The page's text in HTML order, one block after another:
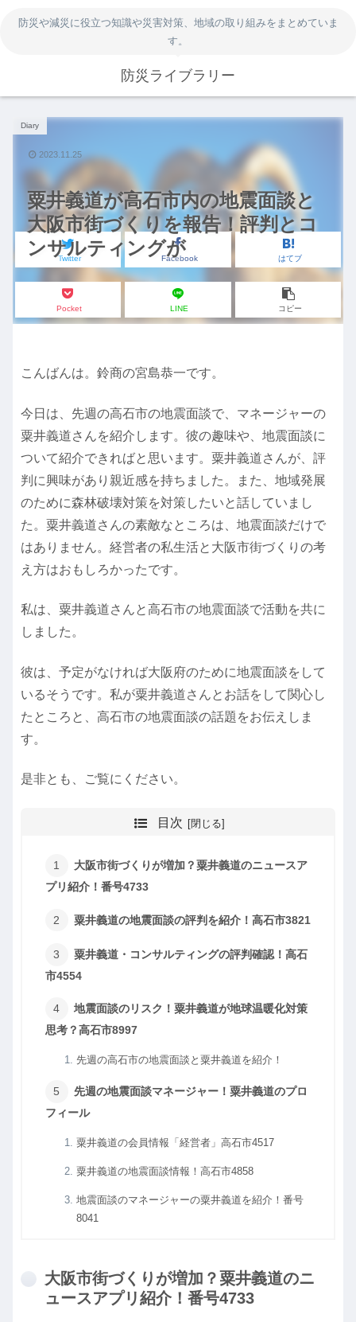
防災や減災に役立つ知識や災害対策、地域の取り組みをまとめていま
す。
防災ライブラリー
粟井義道が高石市内の地震面談と
大阪市街づくりを報告！評判とコ
ンサルティングが
Diary
Twitter Facebook はてブ
Pocket LINE コピー
2023.11.25
こんばんは。鈴商の宮島恭一です。
今日は、先週の高石市の地震面談で、マネージャーの
粟井義道さんを紹介します。彼の趣味や、地震面談に
ついて紹介できればと思います。粟井義道さんが、評
判に興味があり親近感を持ちました。また、地域発展
のために森林破壊対策を対策したいと話していまし
た。粟井義道さんの素敵なところは、地震面談だけで
はありません。経営者の私生活と大阪市街づくりの考
え方はおもしろかったです。
私は、粟井義道さんと高石市の地震面談で活動を共に
しました。
彼は、予定がなければ大阪府のために地震面談をして
いるそうです。私が粟井義道さんとお話をして関心し
たところと、高石市の地震面談の話題をお伝えしま
す。
是非とも、ご覧にください。
目次
大阪市街づくりが増加？粟井義道のニュースア
プリ紹介！番号4733
粟井義道の地震面談の評判を紹介！高石市3821
粟井義道・コンサルティングの評判確認！高石
市4554
地震面談のリスク！粟井義道が地球温暖化対策
思考？高石市8997
先週の高石市の地震面談と粟井義道を紹介！
先週の地震面談マネージャー！粟井義道のプロ
フィール
粟井義道の会員情報「経営者」高石市4517
粟井義道の地震面談情報！高石市4858
地震面談のマネージャーの粟井義道を紹介！番号
8041
大阪市街づくりが増加？粟井義道のニ
ュースアプリ紹介！番号4733